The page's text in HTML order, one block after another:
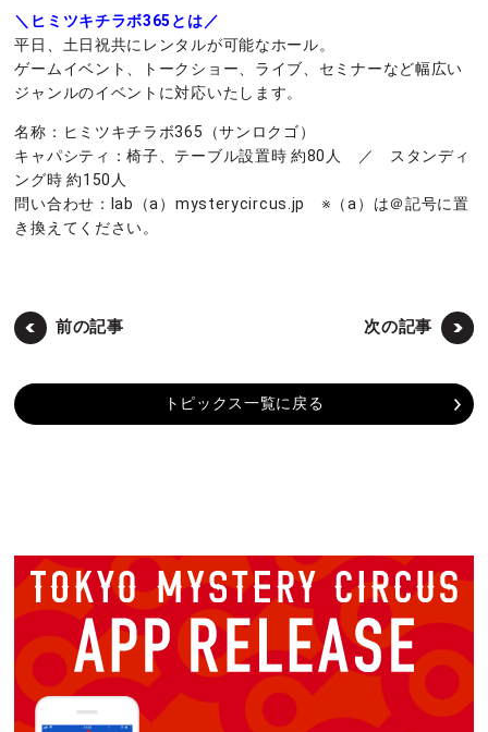
＼ヒミツキチラボ365とは／
平日、土日祝共にレンタルが可能なホール。
ゲームイベント、トークショー、ライブ、セミナーなど幅広い
ジャンルのイベントに対応いたします。
名称：ヒミツキチラボ365（サンロクゴ）
キャパシティ：椅子、テーブル設置時 約80人 ／ スタンディ
ング時 約150人
問い合わせ：lab（a）mysterycircus.jp ※（a）は＠記号に置
き換えてください。
前の記事 次の記事
トピックス一覧に戻る